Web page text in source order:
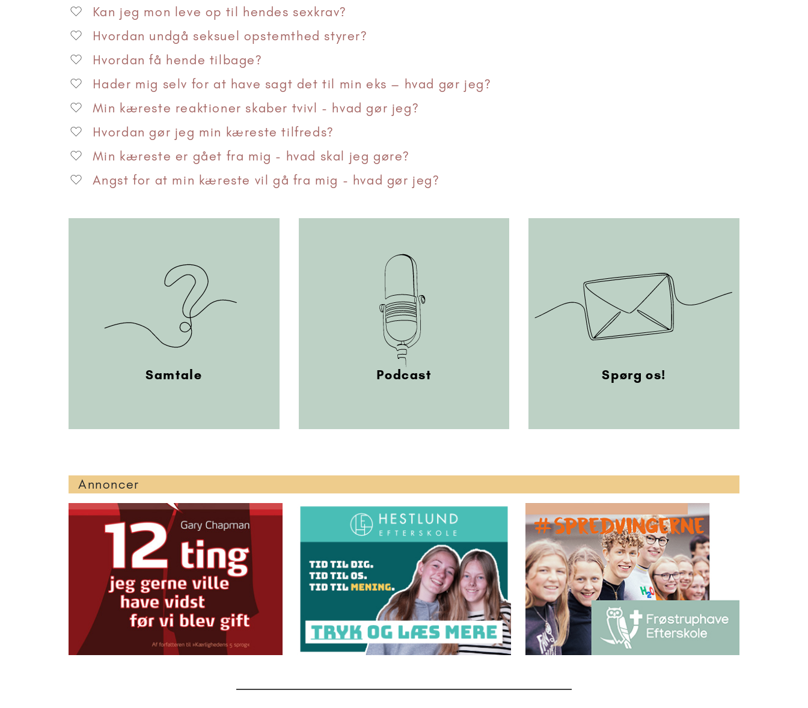
Kan jeg mon leve op til hendes sexkrav?
Hvordan undgå seksuel opstemthed styrer?
Hvordan få hende tilbage?
Hader mig selv for at have sagt det til min eks – hvad gør jeg?
Min kæreste reaktioner skaber tvivl - hvad gør jeg?
Hvordan gør jeg min kæreste tilfreds?
Min kæreste er gået fra mig - hvad skal jeg gøre?
Angst for at min kæreste vil gå fra mig - hvad gør jeg?
Samtale Podcast Spørg os!
Annoncer